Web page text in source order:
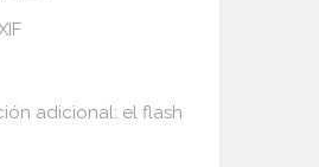
adicional: el flash